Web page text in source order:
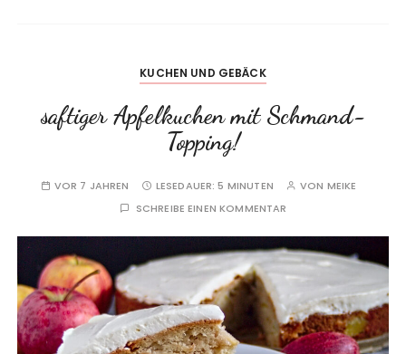
KUCHEN UND GEBÄCK
saftiger Apfelkuchen mit Schmand-
Topping!
VOR 7 JAHREN LESEDAUER:5 MINUTEN VON MEIKE
SCHREIBE EINEN KOMMENTAR